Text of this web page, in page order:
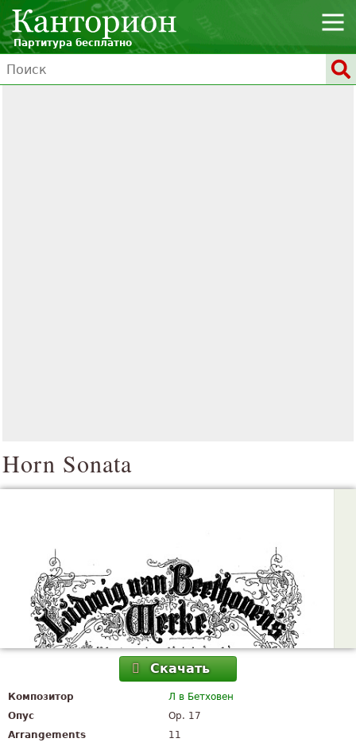
Партитура бесплатно
Horn Sonata
Скачать
Композитор
Л в Бетховен
Опус
Op. 17
Arrangements
11